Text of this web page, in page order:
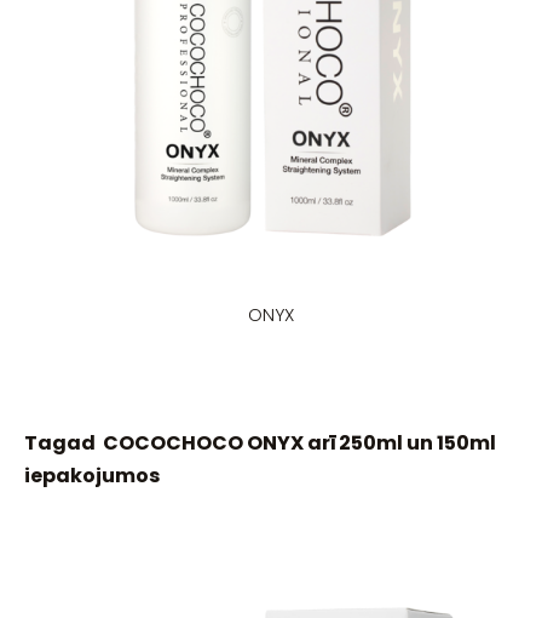
Tagad COCOCHOCO ONYX arī 250ml un 150ml
iepakojumos
ONYX